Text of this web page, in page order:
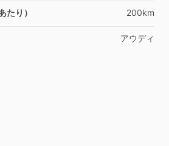
たり） 200km
アウディ